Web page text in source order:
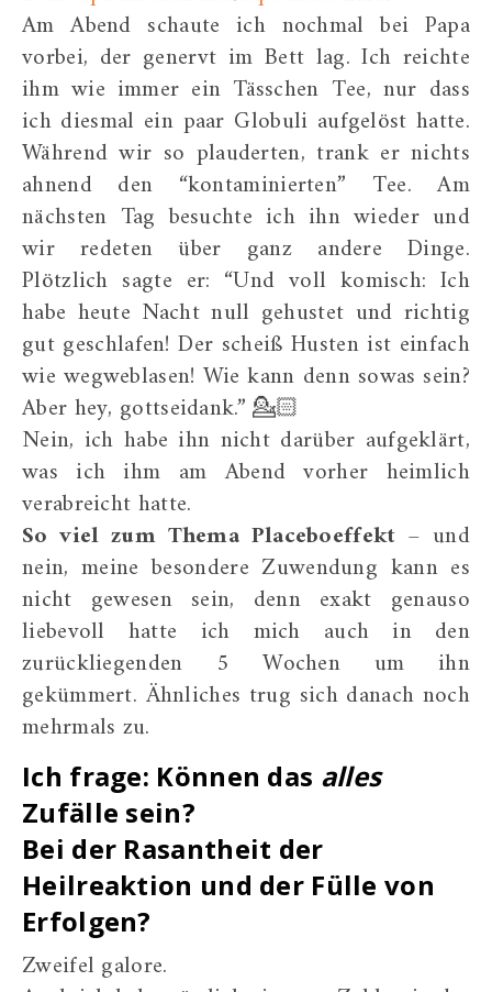
Am Abend schaute ich nochmal bei Papa
vorbei, der genervt im Bett lag. Ich reichte
ihm wie immer ein Tässchen Tee, nur dass
ich diesmal ein paar Globuli aufgelöst hatte.
Während wir so plauderten, trank er nichts
ahnend den “kontaminierten” Tee. Am
nächsten Tag besuchte ich ihn wieder und
wir redeten über ganz andere Dinge.
Plötzlich sagte er: “Und voll komisch: Ich
habe heute Nacht null gehustet und richtig
gut geschlafen! Der scheiß Husten ist einfach
wie wegweblasen! Wie kann denn sowas sein?
Aber hey, gottseidank.” 💁🏻‍
Nein, ich habe ihn nicht darüber aufgeklärt,
was ich ihm am Abend vorher heimlich
verabreicht hatte.
So viel zum Thema Placeboeffekt – und
nein, meine besondere Zuwendung kann es
nicht gewesen sein, denn exakt genauso
liebevoll hatte ich mich auch in den
zurückliegenden 5 Wochen um ihn
gekümmert. Ähnliches trug sich danach noch
mehrmals zu.
Ich frage: Können das alles
Zufälle sein?
Bei der Rasantheit der
Heilreaktion und der Fülle von
Erfolgen?
Zweifel galore.